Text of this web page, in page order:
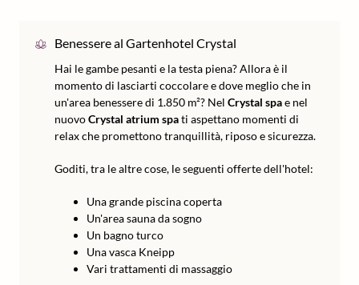
Benessere al Gartenhotel Crystal
Hai le gambe pesanti e la testa piena? Allora è il
momento di lasciarti coccolare e dove meglio che in
un'area benessere di 1.850 m²? Nel Crystal spae nel
nuovoCrystal atrium spati aspettano momenti di
relax che promettono tranquillità, riposo e sicurezza.
Goditi, tra le altre cose, le seguenti offerte dell'hotel:
Una grande piscina coperta
Un'area sauna da sogno
Un bagno turco
Una vasca Kneipp
Vari trattamenti di massaggio